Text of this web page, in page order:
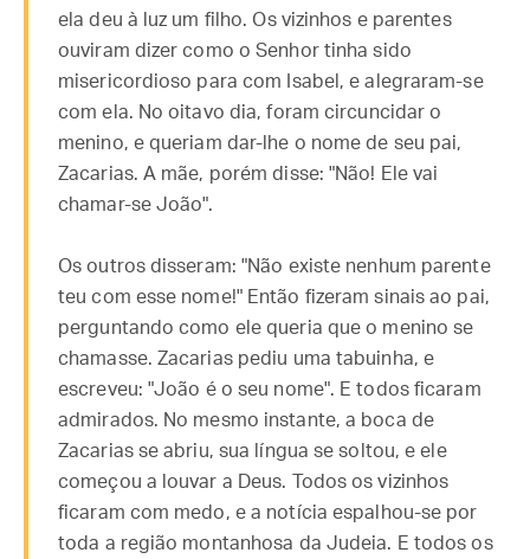
ela deu à luz um filho. Os vizinhos e parentes
ouviram dizer como o Senhor tinha sido
misericordioso para com Isabel, e alegraram-se
com ela. No oitavo dia, foram circuncidar o
menino, e queriam dar-lhe o nome de seu pai,
Zacarias. A mãe, porém disse: "Não! Ele vai
chamar-se João".
Os outros disseram: "Não existe nenhum parente
teu com esse nome!" Então fizeram sinais ao pai,
perguntando como ele queria que o menino se
chamasse. Zacarias pediu uma tabuinha, e
escreveu: "João é o seu nome". E todos ficaram
admirados. No mesmo instante, a boca de
Zacarias se abriu, sua língua se soltou, e ele
começou a louvar a Deus. Todos os vizinhos
ficaram com medo, e a notícia espalhou-se por
toda a região montanhosa da Judeia. E todos os